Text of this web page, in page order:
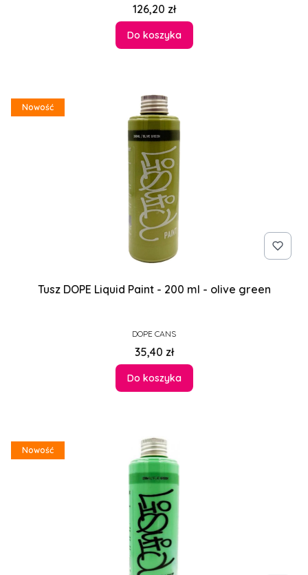
Cena
126,20 zł
Do koszyka
Nowość
Tusz DOPE Liquid Paint - 200 ml - olive green
PRODUCENT
DOPE CANS
Cena
35,40 zł
Do koszyka
Nowość